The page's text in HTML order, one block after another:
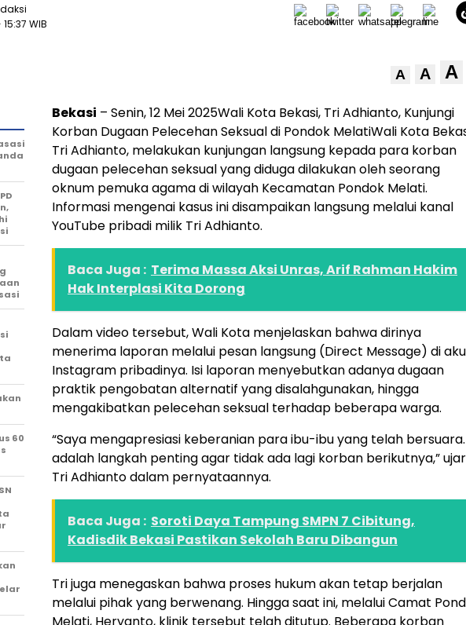
WIB
A A A
Bekasi – Senin, 12 Mei 2025Wali Kota Bekasi, Tri Adhianto, Kunjungi
Korban Dugaan Pelecehan Seksual di Pondok MelatiWali Kota
Tri Adhianto, melakukan kunjungan langsung kepada para korban
dugaan pelecehan seksual yang diduga dilakukan oleh seorang
oknum pemuka agama di wilayah Kecamatan Pondok Melati.
Informasi mengenai kasus ini disampaikan langsung melalui kanal
YouTube pribadi milik Tri Adhianto.
Baca Juga : Terima Massa Aksi Unras, Arif Rahman Hakim
Hak Interplasi Kita Dorong
Dalam video tersebut, Wali Kota menjelaskan bahwa dirinya
menerima laporan melalui pesan langsung (Direct Message) di
Instagram pribadinya. Isi laporan menyebutkan adanya dugaan
praktik pengobatan alternatif yang disalahgunakan, hingga
mengakibatkan pelecehan seksual terhadap beberapa warga.
“Saya mengapresiasi keberanian para ibu-ibu yang telah
adalah langkah penting agar tidak ada lagi korban berikutnya,” ujar
Tri Adhianto dalam pernyataannya.
Baca Juga : Soroti Daya Tampung SMPN 7 Cibitung,
Kadisdik Bekasi Pastikan Sekolah Baru Dibangun
Tri juga menegaskan bahwa proses hukum akan tetap berjalan
melalui pihak yang berwenang. Hingga saat ini, melalui Camat
60